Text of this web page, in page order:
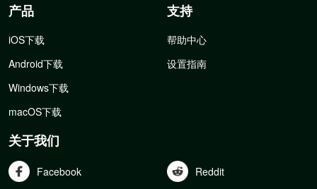
产品
iOS下载
Android下载
Windows下载
macOS下载
支持
帮助中心
设置指南
关于我们
Facebook Reddit